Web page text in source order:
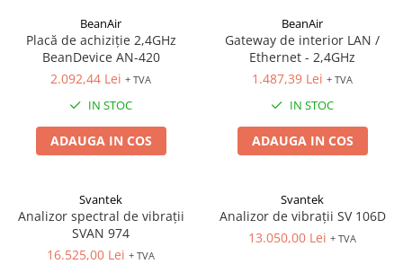
TermografieBeanAir
Placă de achiziție 2,4GHz
BeanDevice AN-420
2.092,44 Lei + TVA
IN STOC
ADAUGA IN COS
BeanAir
Gateway de interior LAN /
Ethernet - 2,4GHz
1.487,39 Lei + TVA
IN STOC
ADAUGA IN COS
Svantek
Analizor spectral de vibrații
SVAN 974
16.525,00 Lei + TVA
Svantek
Analizor de vibrații SV 106D
13.050,00 Lei + TVA